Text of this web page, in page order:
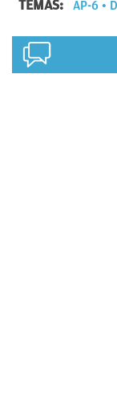
TEMAS: AP-6